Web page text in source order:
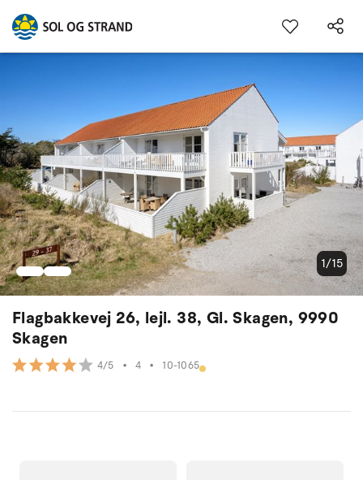
Flagbakkevej 26, lejl. 38, Gl. Skagen, 9990
Skagen
4/5 • 4 • 10-1065
1/15